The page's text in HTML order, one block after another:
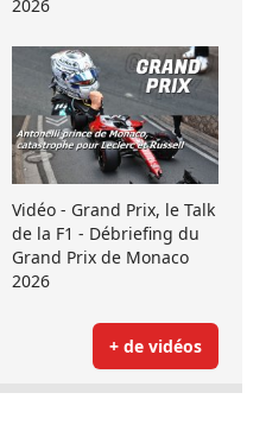
2026
Vidéo - Grand Prix, le Talk
de la F1 - Débriefing du
Grand Prix de Monaco
2026
+ de vidéos